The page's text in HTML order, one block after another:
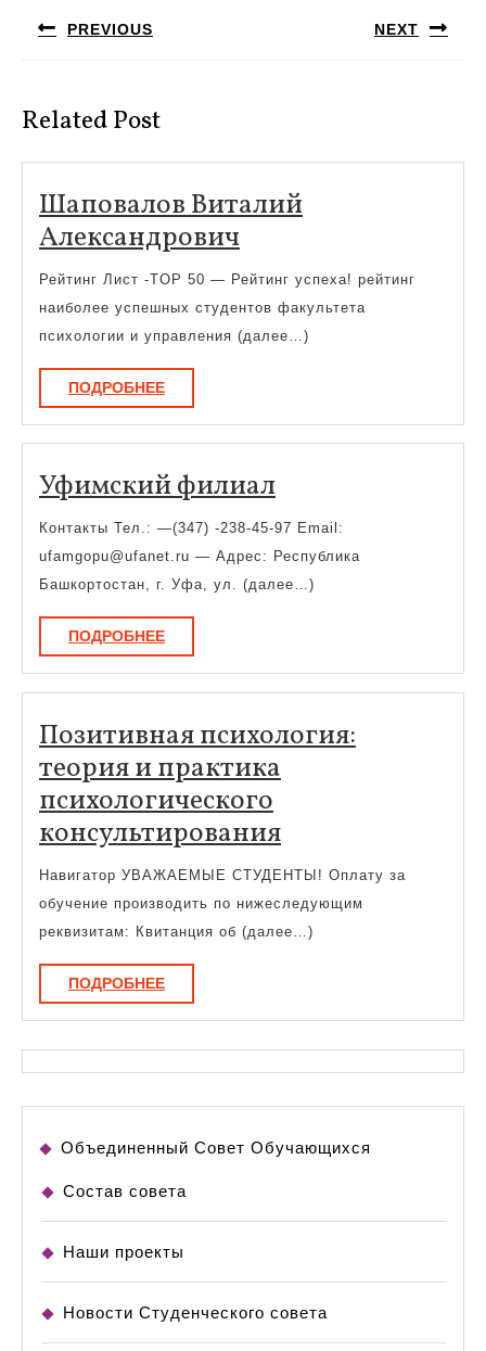
записям
PREVIOUS NEXT
Related Post
Шаповалов Виталий
АлександровичШаповалов
Виталий
Александрович
Рейтинг Лист -TOP 50 — Рейтинг успеха! рейтинг
наиболее успешных студентов факультета
психологии и управления (далее…)
ПОДРОБНЕЕПОДРОБНЕЕ
Уфимский филиалУфимский
филиал
Контакты Тел.: —(347) -238-45-97 Email:
ufamgopu@ufanet.ru — Адрес: Республика
Башкортостан, г. Уфа, ул. (далее…)
ПОДРОБНЕЕПОДРОБНЕЕ
Позитивная психология:
теория и практика
психологического
консультированияПозитивная
психология:
теория
и
Навигатор УВАЖАЕМЫЕ СТУДЕНТЫ! Оплату за
обучение производить по нижеследующим
реквизитам: Квитанция об (далее…)
ПОДРОБНЕЕПОДРОБНЕЕ
Объединенный Совет Обучающихся
Состав совета
Наши проекты
Новости Студенческого совета